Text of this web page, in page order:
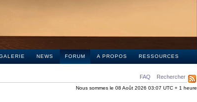
NEWS FORUM A PROPOS RESSOURCES
FAQ Rechercher
Nous sommes le 08 Août 2026 03:07 UTC + 1 heure